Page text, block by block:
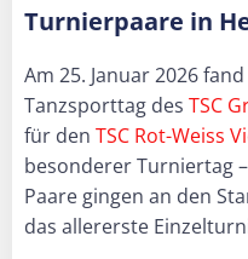
Turnierpaare in
Am 25. Januar 2026
Tanzsporttag des TSC
für den TSC Rot-Weiss
besonderer Turniertag
Paare gingen an den
das allererste